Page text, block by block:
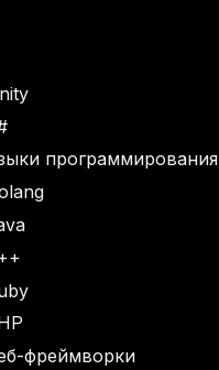
программирования
фреймворки